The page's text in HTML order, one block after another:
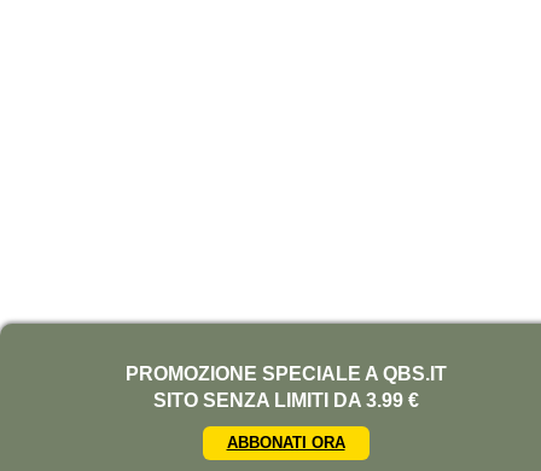
PROMOZIONE SPECIALE A QBS.IT
SITO SENZA LIMITI DA 3.99 €
ABBONATI ORA